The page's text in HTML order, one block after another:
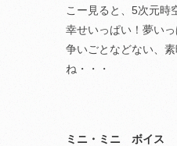
こー見ると、5次元時
幸せいっぱい！夢いっ
争いごとなどない、
ね・・・
ミニ・ミニ ボイス